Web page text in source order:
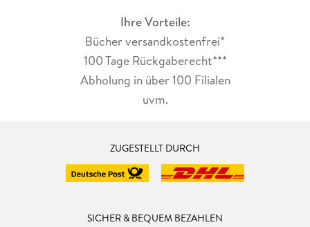
Ihre Vorteile:
Bücher versandkostenfrei*
100 Tage Rückgaberecht***
Abholung in über 100 Filialen
uvm.
ZUGESTELLT DURCH
SICHER & BEQUEM BEZAHLEN